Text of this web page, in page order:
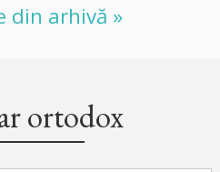
din arhivă »
ortodox